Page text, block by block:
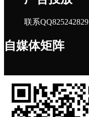
联系QQ825242829
自媒体矩阵